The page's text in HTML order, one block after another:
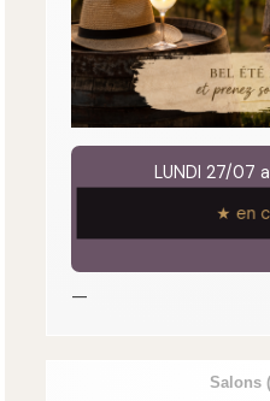
LUNDI 27/07
★ en
—
Salons